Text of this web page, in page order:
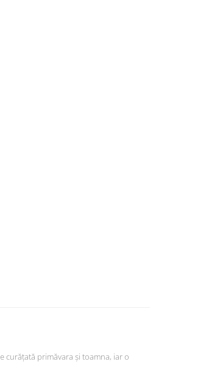
curățată primăvara și toamna, iar o